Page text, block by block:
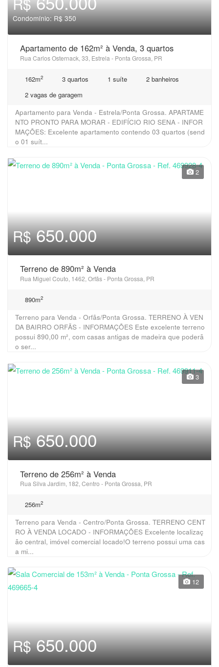
Condomínio: R$ 350
Apartamento de 162m² à Venda, 3 quartos
Rua Carlos Osternack, 33, Estrela - Ponta Grossa, PR
162m2 3 quartos 1 suíte
2 banheiros
2 vagas de garagem
Apartamento para Venda - Estrela/Ponta Grossa. APARTAME
NTO PRONTO PARA MORAR - EDIFÍCIO RIO SENA - INFOR
MAÇÕES: Excelente apartamento contendo 03 quartos (send
o 01 suít...
2
R$650.000
Terreno de 890m² à Venda
Rua Miguel Couto, 1462, Orfãs - Ponta Grossa, PR
890m2
Terreno para Venda - Orfãs/Ponta Grossa. TERRENO À VEN
DA BAIRRO ORFÃS - INFORMAÇÕES Este excelente terreno
possui 890,00 m², com casas antigas de madeira que poderã
o ser...
3
R$650.000
Terreno de 256m² à Venda
Rua Silva Jardim, 182, Centro - Ponta Grossa, PR
256m2
Terreno para Venda - Centro/Ponta Grossa. TERRENO CENT
RO À VENDA LOCADO - INFORMAÇÕES Excelente localizaç
ão central, imóvel comercial locado!O terreno possui uma cas
a mi...
12
R$650.000